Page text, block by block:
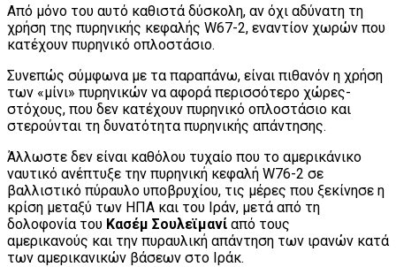
Από μόνο του αυτό καθιστά δύσκολη, αν όχι αδύνατη τη
χρήση της πυρηνικής κεφαλής W67-2, εναντίον χωρών που
κατέχουν πυρηνικό οπλοστάσιο.
Συνεπώς σύμφωνα με τα παραπάνω, είναι πιθανόν η χρήση
των «μίνι» πυρηνικών να αφορά περισσότερο χώρες-
στόχους, που δεν κατέχουν πυρηνικό οπλοστάσιο και
στερούνται τη δυνατότητα πυρηνικής απάντησης.
Άλλωστε δεν είναι καθόλου τυχαίο που το αμερικάνικο
ναυτικό ανέπτυξε την πυρηνική κεφαλή W76-2 σε
βαλλιστικό πύραυλο υποβρυχίου, τις μέρες που ξεκίνησε η
κρίση μεταξύ των ΗΠΑ και του Ιράν, μετά από τη
δολοφονία του Κασέμ Σουλεϊμανί από τους
αμερικανούς και την πυραυλική απάντηση των ιρανών κατά
των αμερικανικών βάσεων στο Ιράκ.